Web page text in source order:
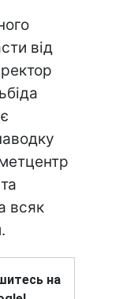
від
всяк
на